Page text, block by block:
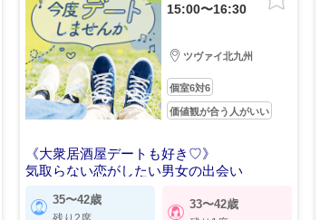
15:00〜16:30
ツヴァイ北九州
個室6対6
価値観が合う人がいい
《大衆居酒屋デートも好き♡》
気取らない恋がしたい男女の出会い
35〜42歳 33〜42歳